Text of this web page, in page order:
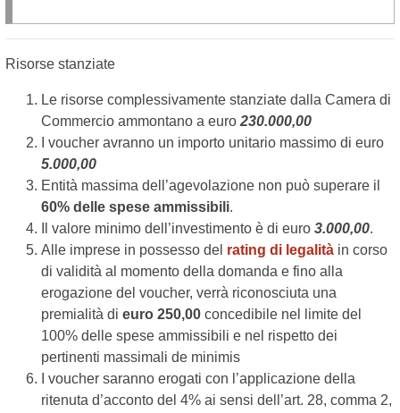
Risorse stanziate
Le risorse complessivamente stanziate dalla Camera di
Commercio ammontano a euro 230.000,00
I voucher avranno un importo unitario massimo di euro
5.000,00
Entità massima dell’agevolazione non può superare il
60% delle spese ammissibili.
Il valore minimo dell’investimento è di euro 3.000,00.
Alle imprese in possesso del rating di legalità in corso
di validità al momento della domanda e fino alla
erogazione del voucher, verrà riconosciuta una
premialità di euro 250,00 concedibile nel limite del
100% delle spese ammissibili e nel rispetto dei
pertinenti massimali de minimis
I voucher saranno erogati con l’applicazione della
ritenuta d’acconto del 4% ai sensi dell’art. 28, comma 2,